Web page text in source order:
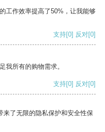
工作效率提高了50%，让我能够
支持[0] 反对[0]
我所有的购物需求。
支持[0] 反对[0]
来了无限的隐私保护和安全性保